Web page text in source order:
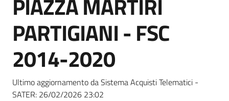
site
PIAZZA MARTIRI
PARTIGIANI - FSC
2014-2020
Ultimo aggiornamento da Sistema Acquisti Telematici -
SATER: 26/02/2026 23:02